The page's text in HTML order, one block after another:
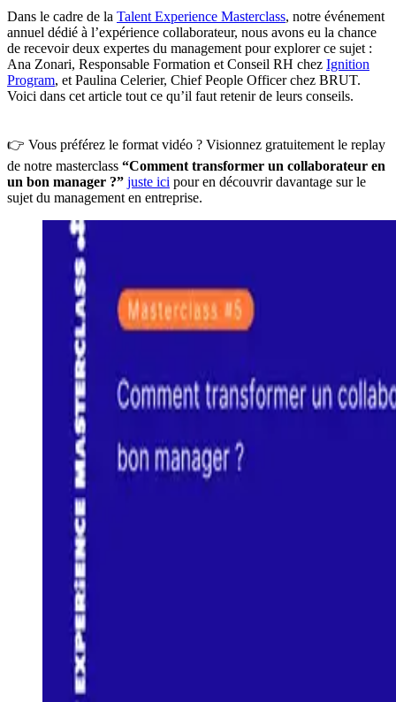
Dans le cadre de la Talent Experience Masterclass, notre événement
annuel dédié à l’expérience collaborateur, nous avons eu la chance
de recevoir deux expertes du management pour explorer ce sujet :
Ana Zonari, Responsable Formation et Conseil RH chez Ignition
Program, et Paulina Celerier, Chief People Officer chez BRUT.
Voici dans cet article tout ce qu’il faut retenir de leurs conseils.
👉 Vous préférez le format vidéo ? Visionnez gratuitement le replay
de notre masterclass “Comment transformer un collaborateur en
un bon manager ?” juste ici pour en découvrir davantage sur le
sujet du management en entreprise.